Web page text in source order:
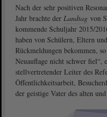
Nach der sehr positiven
Jahr brachte der Landtag von
kommende Schuljahr 2015/
haben von Schülern, Eltern
Rückmeldungen bekommen,
Neuauflage nicht schwer
stellvertretender Leiter des
Öffentlichkeitsarbeit,
der geistige Vater des alten